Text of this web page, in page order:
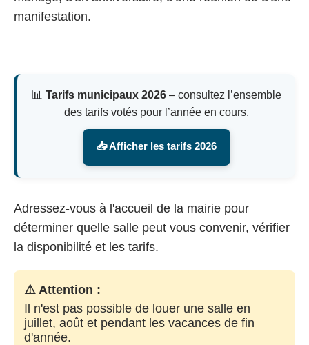
manifestation.
📊 Tarifs municipaux 2026– consultez l’ensemble
des tarifs votés pour l’année en cours.
📥 Afficher les tarifs 2026
Adressez-vous à l'accueil de la mairie pour
déterminer quelle salle peut vous convenir, vérifier
la disponibilité et les tarifs.
⚠️ Attention :
Il n'est pas possible de louer une salle en
juillet, août et pendant les vacances de fin
d'année.